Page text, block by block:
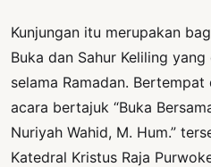
Kunjungan itu merupakan
Buka dan Sahur Keliling
selama Ramadan.
acara bertajuk “Buka
Nuriyah Wahid, M. Hum.”
Katedral Kristus Raja